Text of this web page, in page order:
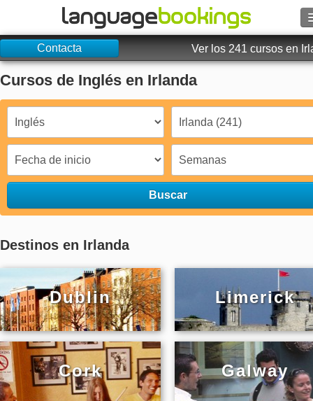
Contacto
EXPLORAR
Identifícate
Contacta Ver los 241 cursos en
Cursos de Inglés en Irlanda
Buscar
Destinos en Irlanda
Dublin Limerick
Cork Galway